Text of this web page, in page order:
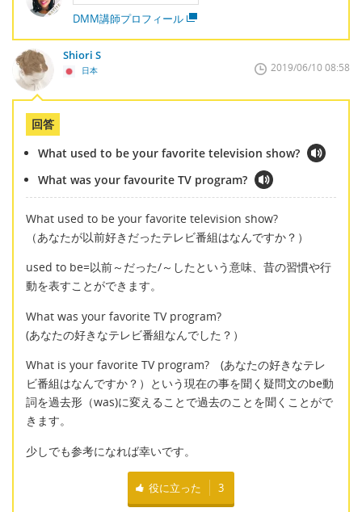
DMM講師プロフィール
Shiori S
日本 2019/06/10 08:58
回答
What used to be your favorite television show?
What was your favourite TV program?
What used to be your favorite television show?
（あなたが以前好きだったテレビ番組はなんですか？）
used to be=以前～だった/～したという意味、昔の習慣や行
動を表すことができます。
What was your favorite TV program?
(あなたの好きなテレビ番組なんでした？）
What is your favorite TV program? (あなたの好きなテレ
ビ番組はなんですか？）という現在の事を聞く疑問文のbe動
詞を過去形（was)に変えることで過去のことを聞くことがで
きます。
少しでも参考になれば幸いです。
役に立った 3